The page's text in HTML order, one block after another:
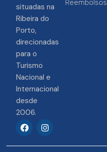
situadas na
Ribeira do
Porto,
direcionadas
para o
Turismo
Nacional e
Internacional
desde
2006.
F
a
e
I
n
t
Reembolsos